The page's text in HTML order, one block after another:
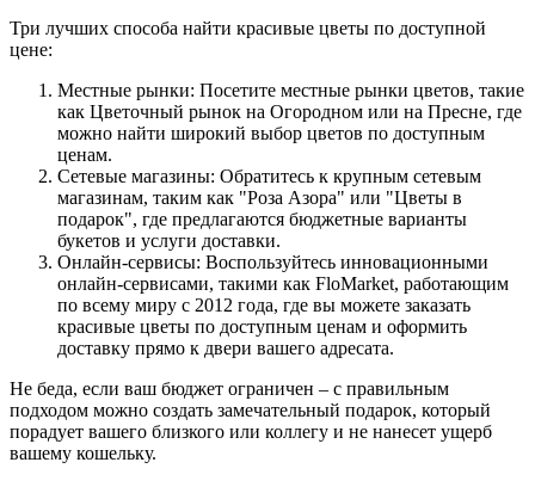
Три лучших способа найти красивые цветы по доступной
цене:
Местные рынки: Посетите местные рынки цветов, такие
как Цветочный рынок на Огородном или на Пресне, где
можно найти широкий выбор цветов по доступным
ценам.
Сетевые магазины: Обратитесь к крупным сетевым
магазинам, таким как "Роза Азора" или "Цветы в
подарок", где предлагаются бюджетные варианты
букетов и услуги доставки.
Онлайн-сервисы: Воспользуйтесь инновационными
онлайн-сервисами, такими как FloMarket, работающим
по всему миру с 2012 года, где вы можете заказать
красивые цветы по доступным ценам и оформить
доставку прямо к двери вашего адресата.
Не беда, если ваш бюджет ограничен – с правильным
подходом можно создать замечательный подарок, который
порадует вашего близкого или коллегу и не нанесет ущерб
вашему кошельку.